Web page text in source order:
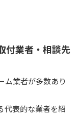
付業者・相談先
ム業者が多数あり
代表的な業者を紹